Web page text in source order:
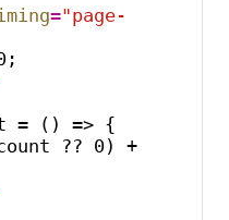
="page-
?? 0) +